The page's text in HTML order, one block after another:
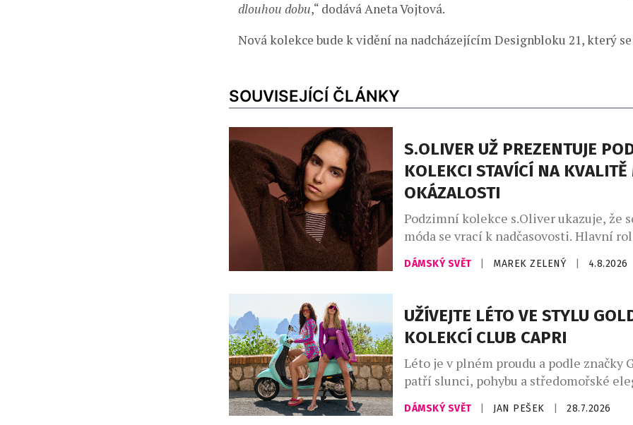
dlouhou dobu,“ dodává Aneta Vojtová.
Nová kolekce bude k vidění na nadcházejícím Designbloku 21, který se
SOUVISEJÍCÍ ČLÁNKY
S.OLIVER UŽ PREZENTUJE
KOLEKCI STAVÍCÍ NA KVALITĚ
OKÁZALOSTI
Podzimní kolekce s.Oliver ukazuje, že
móda se vrací k nadčasovosti. Hlavní
promyšlený kapsulový šatník, v němž
hřejivé odstíny kávy – od mocha mousse
indigo denim, jenž propojuje přírodní
městskou elegancí. Charakter kolekce
uvolněné siluety, široké kalhoty, lehce
DÁMSKÝ SVĚT MAREK ZELENÝ 4.8.2026
UŽÍVEJTE LÉTO VE STYLU
KOLEKCÍ CLUB CAPRI
Léto je v plném proudu a podle značky
patří slunci, pohybu a středomořské
Kolekce Club Capri vás přenese na
ostrov, s jeho uvolněnou atmosférou a
DÁMSKÝ SVĚT JAN PEŠEK 28.7.2026